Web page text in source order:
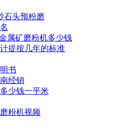
石头预粉磨
属矿磨粉机多少钱
提按几年的标准
书
经销
少钱一平米
粉机视频